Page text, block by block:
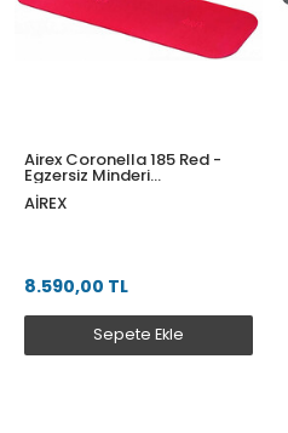
Airex Coronella 185 Red -
Egzersiz Minderi
1850x600x15mm
AIREX
8.590,00 TL
Sepete Ekle